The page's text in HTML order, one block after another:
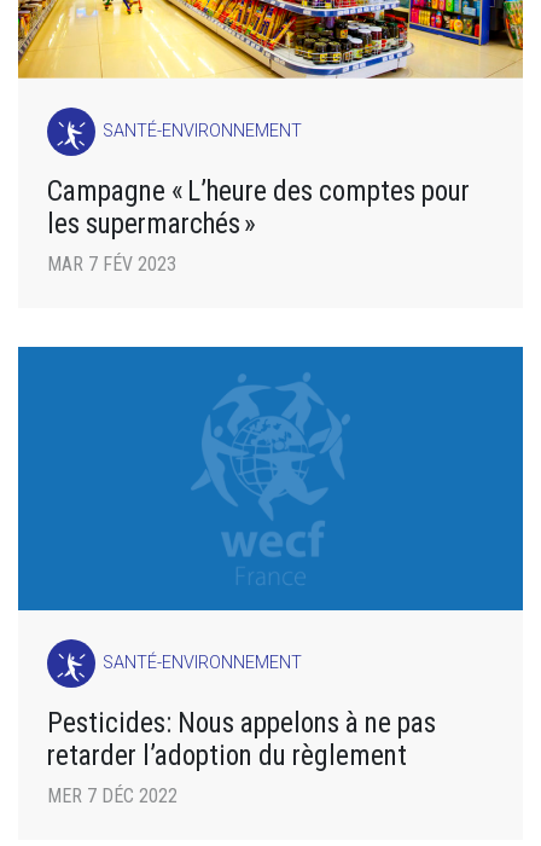
SANTÉ-ENVIRONNEMENT
Campagne « L’heure des comptes pour
les supermarchés »
MAR 7 FÉV 2023
SANTÉ-ENVIRONNEMENT
Pesticides: Nous appelons à ne pas
retarder l’adoption du règlement
MER 7 DÉC 2022